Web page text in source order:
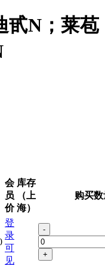
甙N；莱苞
会
员
价
库存
（上
海）
购买数
登
录
可
见
-
+